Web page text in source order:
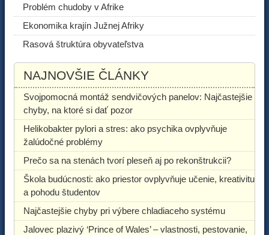
Problém chudoby v Afrike
Ekonomika krajín Južnej Afriky
Rasová štruktúra obyvateľstva
NAJNOVŠIE ČLÁNKY
Svojpomocná montáž sendvičových panelov: Najčastejšie
chyby, na ktoré si dať pozor
Helikobakter pylori a stres: ako psychika ovplyvňuje
žalúdočné problémy
Prečo sa na stenách tvorí pleseň aj po rekonštrukcii?
Škola budúcnosti: ako priestor ovplyvňuje učenie, kreativitu
a pohodu študentov
Najčastejšie chyby pri výbere chladiaceho systému
Jalovec plazivý ‘Prince of Wales’ – vlastnosti, pestovanie,